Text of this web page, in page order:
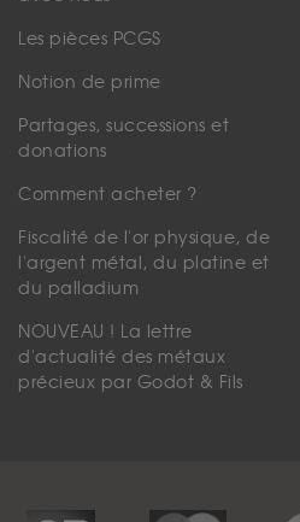
Les pièces PCGS
Notion de prime
Partages, successions et
donations
Comment acheter ?
Fiscalité de l'or physique, de
l'argent métal, du platine et
du palladium
NOUVEAU ! La lettre
d'actualité des métaux
précieux par Godot & Fils